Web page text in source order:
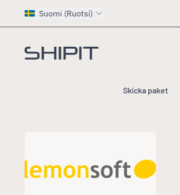
Suomi (Ruotsi)
Gå till startsidan
Skicka paket